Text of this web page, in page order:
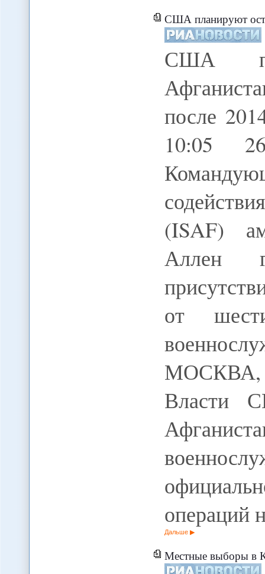
США планируют
США
после
10:05
(ISAF)
Аллен
от
Власти
операций
Дальше
Местные выборы в